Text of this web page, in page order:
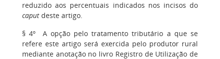
reduzido aos percentuais indicados nos incisos do
caput deste artigo.
§ 4º A opção pelo tratamento tributário a que se
refere este artigo será exercida pelo produtor rural
mediante anotação no livro Registro de Utilização de